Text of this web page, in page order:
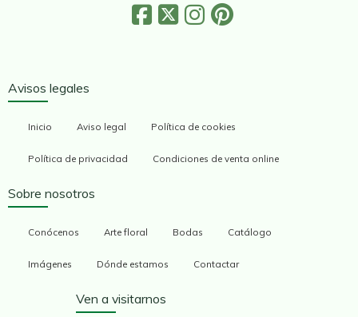
Avisos legales
Inicio Aviso legal Política de cookies
Política de privacidad Condiciones de venta online
Sobre nosotros
Conócenos Arte floral Bodas Catálogo
Imágenes Dónde estamos Contactar
Ven a visitarnos